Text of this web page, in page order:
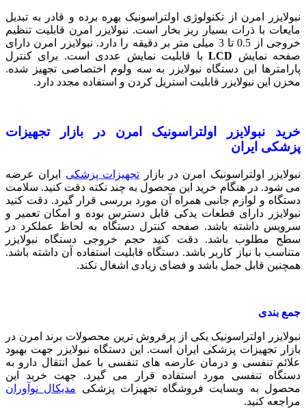
نبولایزر امرن از تکنولوژی اولتراسونیک بهره برده و قادر به تبدیل
مایعات با ذرات بسیار ریز بخار است. نبولایزر امرن قابلیت تنظیم
خروجی از 0.5 تا 3 میلی متر بر دقیقه را دارد. نبولایزر امرن دارای
صفحه نمایش LCDبا قابلیت نمایش عددی است. برای کنترل
پارامترها این دستگاه نبولایزر به سه ولوم اختصاصی تجهیز شده.
مخزن این نبولایزر قابلیت استریل کردن و استفاده مجدد دارد.
خرید نبولایزر اولتراسونیک امرن در بازار تجهیزات
پزشکی ایران
نبولایزر اولتراسونیک امرن در بازار تجهیزات پزشکی ایران عرضه
می شود. در هنگام خرید این محصول به چند نکته دقت کنید. سلامت
دستگاه و لوازم جانبی همراه آن مورد بررسی قرار گیرد. دقت کنید
نبولایزر دارای قطعات یدکی قابل دسترس بوده و امکان تعمیر و
سرویس داشته باشد. صفحه کنترل دستگاه به لحاظ عملکرد در
سطح مطلوب باشد. دقت کنید حجم خروجی دستگاه نبولایزر
متناسب با نیاز کاربر باشد. دستگاه قابلیت استفاده آن داشته باشد.
همچنین قابل حمل باشد و فضای زیادی اشغال نکند.
جمع بندی
نبولایزر اولتراسونیک یکی از پرفروش ترین محصولات برند امرن در
بازار تجهیزات پزشکی ایران است. این دستگاه نبولایزر جهت بهبود
علائم تنفسی و درمان عارضه های تنفسی با عمل انتقال دارو به
دستگاه تنفسی مورد استفاده قرار می گیرد. جهت خرید این
محصول به وبسایت فروشگاه تجهیزات پزشکی مدیکال نوآوران
مراجعه کنید.